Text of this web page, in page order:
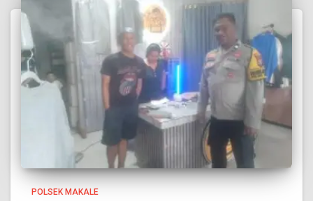
POLSEK MAKALE